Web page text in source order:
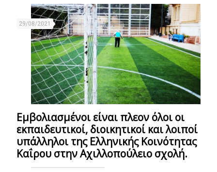
29/08/2021
Εμβολιασμένοι είναι πλεον όλοι οι
εκπαιδευτικοί, διοικητικοί και λοιποί
υπάλληλοι της Ελληνικής Κοινότητας
Καΐρου στην Αχιλλοπούλειο σχολή.